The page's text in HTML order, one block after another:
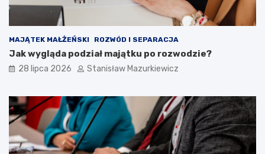
MAJĄTEK MAŁŻEŃSKI ROZWÓD I SEPARACJA
Jak wygląda podział majątku po rozwodzie?
28 lipca 2026 Stanisław Mazurkiewicz